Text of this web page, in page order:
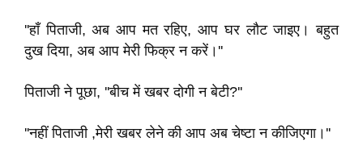
''हाँ पिताजी, अब आप मत रहिए, आप घर लौट जाइए। बहुत
दुख दिया, अब आप मेरी फिक्र न करें।''
पिताजी ने पूछा, ''बीच में खबर दोगी न बेटी?''
''नहीं पिताजी ,मेरी खबर लेने की आप अब चेष्टा न कीजिएगा।''